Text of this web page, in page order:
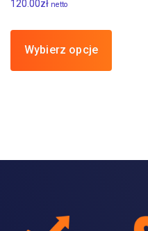
120.00zł netto
Wybierz opcje